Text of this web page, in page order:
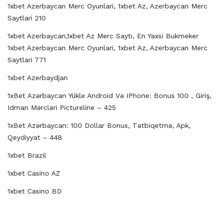
1xbet Azerbaycan Merc Oyunlari, 1xbet Az, Azerbaycan Merc
Saytlari 210
1xbet Azerbaycan,1xbet Az Merc Saytı, En Yaxsi Bukmeker
1xbet Azerbaycan Merc Oyunlari, 1xbet Az, Azerbaycan Merc
Saytlari 771
1xbet Azerbaydjan
1xBet Azərbaycan Yükle Android Və IPhone: Bonus 100 , Giriş,
Idman Mərcləri Pictureline – 425
1xBet Azərbaycan: 100 Dollar Bonus, Tətbiqetmə, Apk,
Qeydiyyat – 448
1xbet Brazil
1xbet Casino AZ
1xbet Casino BD